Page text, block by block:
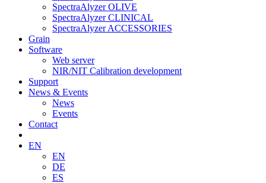
SpectraAlyzer OLIVE
SpectraAlyzer CLINICAL
SpectraAlyzer ACCESSORIES
Grain
Software
Web server
NIR/NIT Calibration development
Support
News & Events
News
Events
Contact
EN
EN
DE
ES